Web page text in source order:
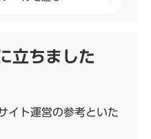
立ちました
イト運営の参考といた